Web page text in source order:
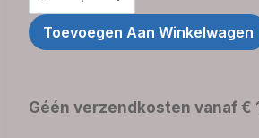
Bar
-
Rain
Toevoegen Aan Winkelwagen
Géén verzendkosten vanaf €